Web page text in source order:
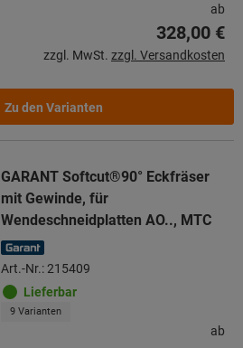
ab
328,00 €
zzgl. MwSt. zzgl. Versandkosten
Zu den Varianten
GARANT Softcut®90° Eckfräser
mit Gewinde, für
Wendeschneidplatten AO.., MTC
Art.-Nr.: 215409
Lieferbar
9 Varianten
ab